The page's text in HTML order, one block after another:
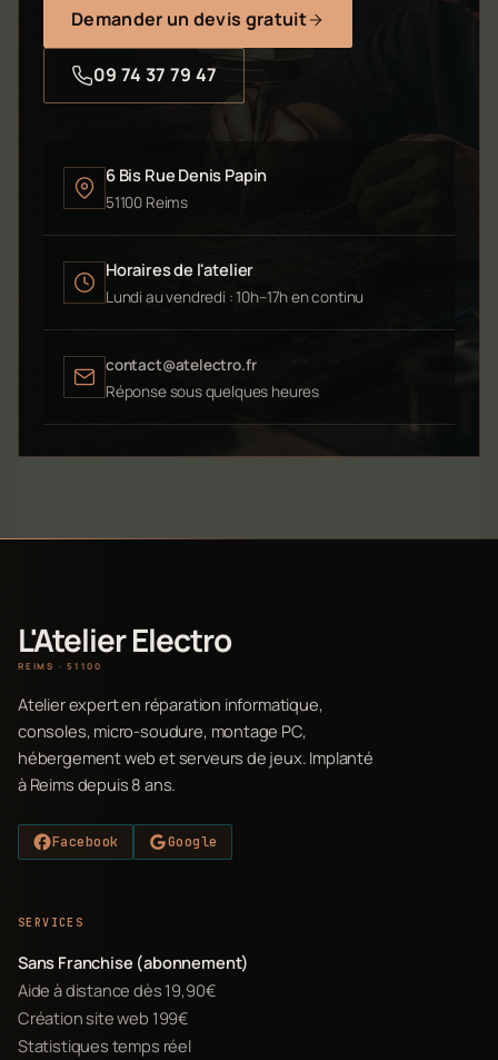
Demander un devis gratuit
09 74 37 79 47
6 Bis Rue Denis Papin
51100 Reims
Horaires de l'atelier
Lundi au vendredi : 10h–17h en continu
contact@atelectro.fr
Réponse sous quelques heures
L'Atelier Electro
REIMS · 51100
Atelier expert en réparation informatique,
consoles, micro-soudure, montage PC,
hébergement web et serveurs de jeux. Implanté
à Reims depuis 8 ans.
Facebook Google
SERVICES
Sans Franchise (abonnement)
Aide à distance dès 19,90€
Création site web 199€
Statistiques temps réel